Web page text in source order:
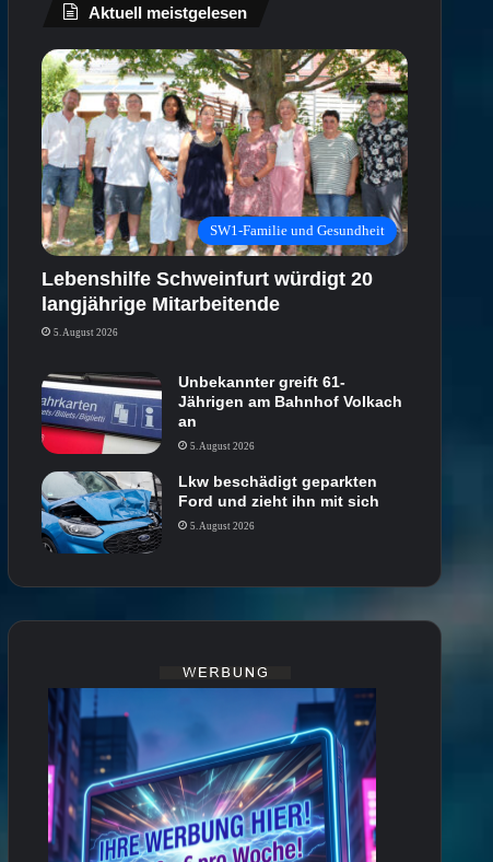
Aktuell meistgelesen
SW1-Familie und Gesundheit
Lebenshilfe Schweinfurt würdigt 20
langjährige Mitarbeitende
5. August 2026
Unbekannter greift 61-
Jährigen am Bahnhof Volkach
an
5. August 2026
Lkw beschädigt geparkten
Ford und zieht ihn mit sich
5. August 2026